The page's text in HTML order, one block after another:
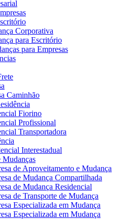
Corporativa
para Escritório
para Empresas
Caminhão
Fiorino
Profissional
Transportadora
Interestadual
Mudanças
de Aproveitamento e Mudança
de Mudança Compartilhada
de Mudança Residencial
de Transporte de Mudança
Especializada em Mudança
Especializada em Mudança